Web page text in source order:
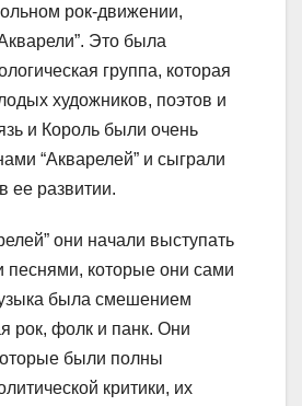
рок-движении,
Это была
группа, которая
художников, поэтов и
и Король были очень
“Акварелей” и сыграли
ее развитии.
они начали выступать
песнями, которые они сами
была смешением
рок, фолк и панк. Они
были полны
критики, их